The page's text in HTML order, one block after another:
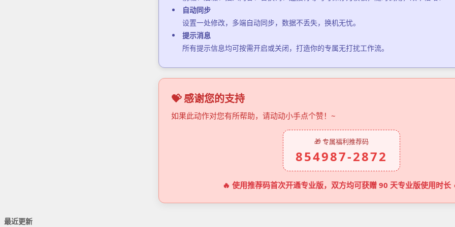
自动同步
设置一处修改，多端自动同步，数据不丢失，换机无忧。
提示消息
所有提示信息均可按需开启或关闭，打造你的专属无打扰工作流。
💝 感谢您的支持
如果此动作对您有所帮助，请动动小手点个赞！~
🎁 专属福利推荐码
854987-2872
🔥 使用推荐码首次开通专业版，双方均可获赠 90 天专业版使用时长
最近更新